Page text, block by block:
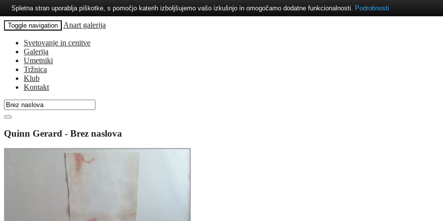
Toggle navigation Anart galerija
Svetovanje in cenitve
Galerija
Umetniki
Tržnica
Klub
Kontakt
Quinn Gerard - Brez naslova
Spletna stran uporablja piškotke, s pomočjo katerih izboljšujemo vašo izkušnjo in omogočamo dodatne funkcionalnosti. Podrobnosti